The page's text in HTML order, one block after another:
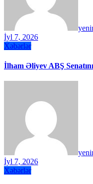
İyl 7, 2026
Xəbərlər
İlham Əliyev ABŞ
İyl 7, 2026
Xəbərlər